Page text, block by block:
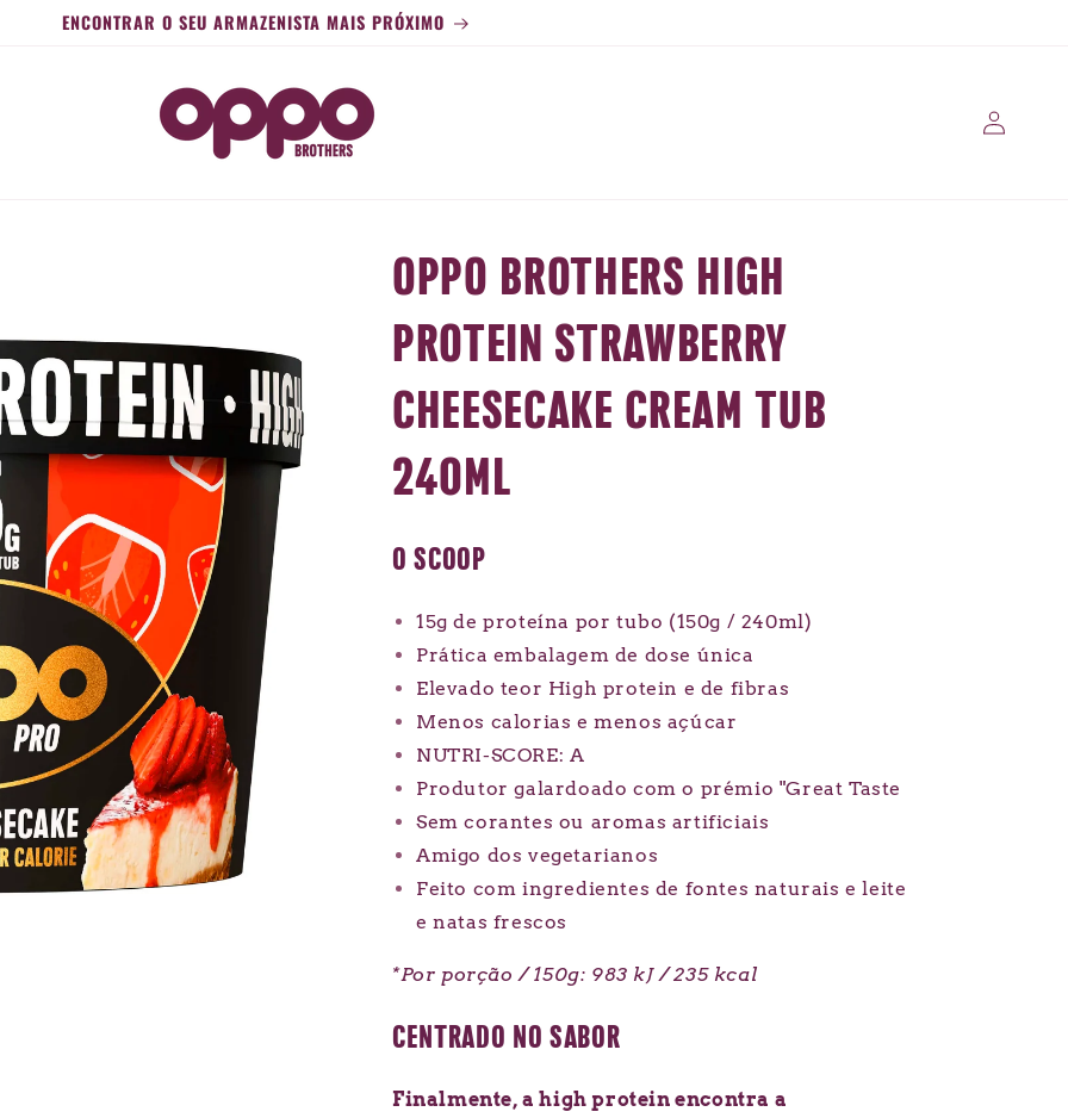
ENCONTRAR O SEU ARMAZENISTA MAIS PRÓXIMO
sessão
OPPO BROTHERS HIGH
PROTEIN STRAWBERRY
CHEESECAKE CREAM TUB
240ML
O SCOOP
15g de proteína por tubo (150g / 240ml)
Prática embalagem de dose única
Elevado teor High protein e de fibras
Menos calorias e menos açúcar
NUTRI-SCORE: A
Produtor galardoado com o prémio "Great Taste
Sem corantes ou aromas artificiais
Amigo dos vegetarianos
Feito com ingredientes de fontes naturais e leite
e natas frescos
*Por porção / 150g: 983 kJ / 235 kcal
CENTRADO NO SABOR
Finalmente, a high protein encontra a